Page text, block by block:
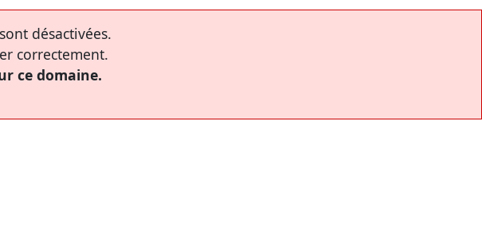
désactivées.
correctement.
ce domaine.